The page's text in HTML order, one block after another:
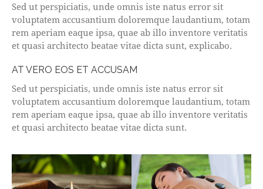
Sed ut perspiciatis, unde omnis iste natus error sit
voluptatem accusantium doloremque laudantium, totam
rem aperiam eaque ipsa, quae ab illo inventore veritatis
et quasi architecto beatae vitae dicta sunt, explicabo.
AT VERO EOS ET ACCUSAM
Sed ut perspiciatis, unde omnis iste natus error sit
voluptatem accusantium doloremque laudantium, totam
rem aperiam eaque ipsa, quae ab illo inventore veritatis
et quasi architecto beatae vitae dicta sunt.